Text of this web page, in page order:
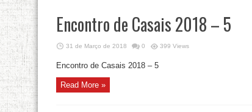
Encontro de Casais 2018 – 5
31 de Março de 2018 0 399 Views
Encontro de Casais 2018 – 5
Read More »